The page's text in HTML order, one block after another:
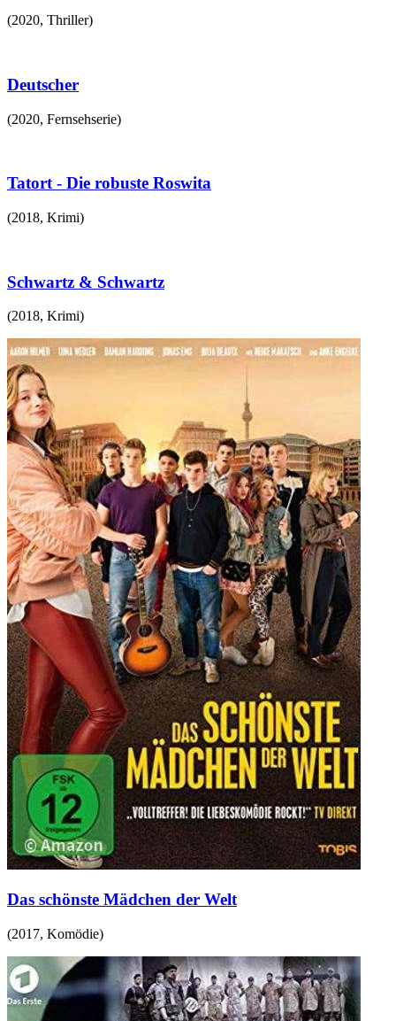
(2020, Thriller)
Deutscher
(2020, Fernsehserie)
Tatort - Die robuste Roswita
(2018, Krimi)
Schwartz & Schwartz
(2018, Krimi)
Das schönste Mädchen der Welt
(2017, Komödie)